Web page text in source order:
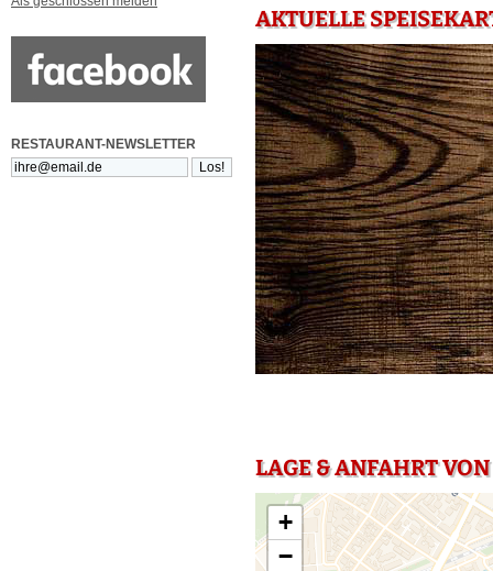
RESTAURANT-NEWSLETTER
AKTUELLE
LAGE & ANFAHRT
+
−